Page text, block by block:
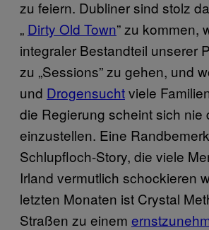
zu feiern. Dubliner sind stolz
„ Dirty Old Town” zu kommen,
integraler Bestandteil unserer
zu „Sessions” zu gehen, und
und Drogensuchtviele
die Regierung scheint sich nie
einzustellen. Eine
Schlupfloch-Story, die viele
Irland vermutlich schockieren
letzten Monaten ist Crystal
Straßen zu einem